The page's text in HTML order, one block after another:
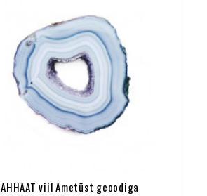
AHHAAT viil Ametüst geoodiga